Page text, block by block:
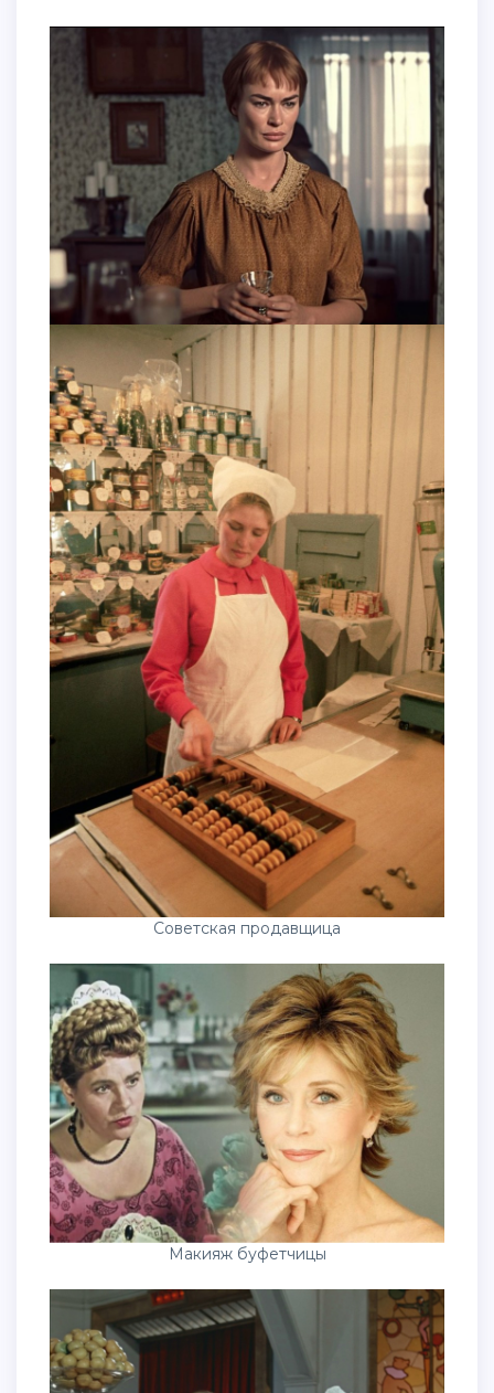
Советская продавщица
Макияж буфетчицы